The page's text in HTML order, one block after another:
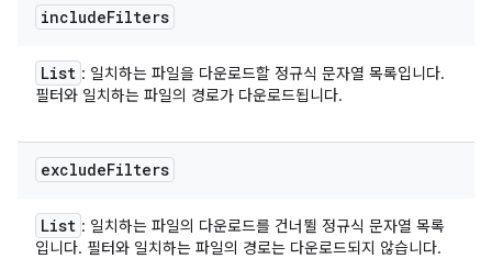
includeFilters
List : 일치하는 파일을 다운로드할 정규식 문자열 목록입니다.
필터와 일치하는 파일의 경로가 다운로드됩니다.
excludeFilters
List : 일치하는 파일의 다운로드를 건너뛸 정규식 문자열 목록
입니다. 필터와 일치하는 파일의 경로는 다운로드되지 않습니다.